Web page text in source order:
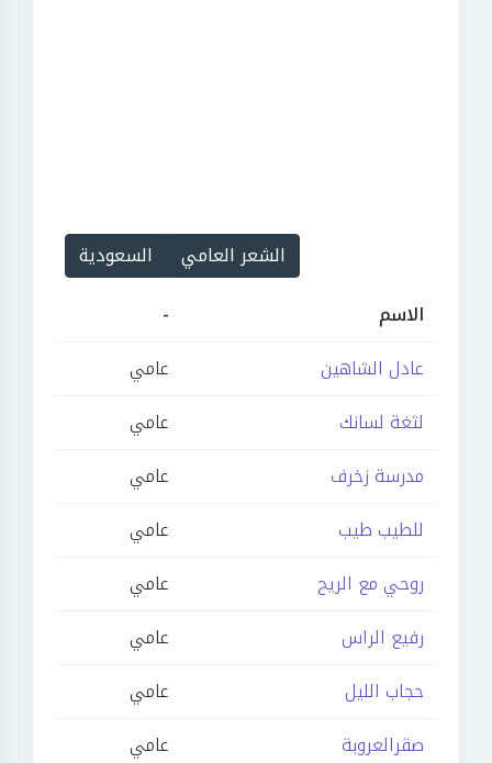
الشعر العامي
السعودية
الاسم
-
عادل الشاهين
عامي
لثغة لسانك
عامي
مدرسة زخرف
عامي
للطيب طيب
عامي
روحي مع الريح
عامي
رفيع الراس
عامي
حجاب الليل
عامي
صقرالعروبة
عامي